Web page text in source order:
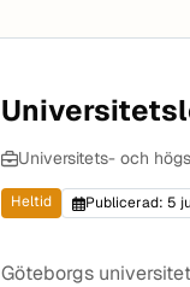
Universitets- och
Heltid Publicerad: 5
Göteborgs